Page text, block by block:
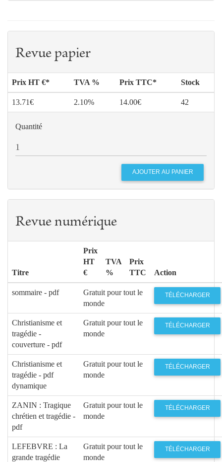
Revue papier
Prix HT €* TVA % Prix TTC* Stock
13.71€ 2.10% 14.00€ 42
Quantité
Revue numérique
Titre
Prix
HT
€
TVA
%
Prix
TTC
Action
sommaire - pdf
Gratuit pour tout le
monde
TÉLÉCHARGER
Christianisme et
tragédie -
couverture - pdf
Gratuit pour tout le
monde
TÉLÉCHARGER
Christianisme et
tragédie - pdf
dynamique
Gratuit pour tout le
monde
TÉLÉCHARGER
ZANIN : Tragique
chrétien et tragédie -
pdf
Gratuit pour tout le
monde
TÉLÉCHARGER
LEFEBVRE : La
grande tragédie
Gratuit pour tout le
monde
TÉLÉCHARGER